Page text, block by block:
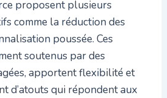
proposent plusieurs
comme la réduction des
poussée. Ces
soutenus par des
apportent flexibilité et
d’atouts qui répondent aux